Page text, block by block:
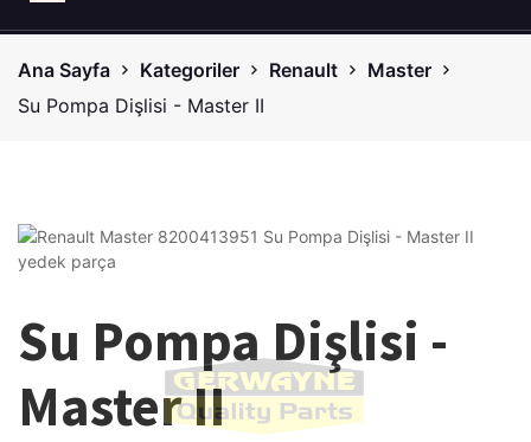
Ana Sayfa Kategoriler Renault
Master
Su Pompa Dişlisi - Master II
Su Pompa Dişlisi -
Master II